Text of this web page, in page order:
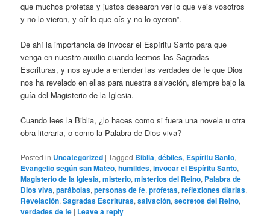
que muchos profetas y justos desearon ver lo que veis vosotros
y no lo vieron, y oír lo que oís y no lo oyeron”.
De ahí la importancia de invocar el Espíritu Santo para que
venga en nuestro auxilio cuando leemos las Sagradas
Escrituras, y nos ayude a entender las verdades de fe que Dios
nos ha revelado en ellas para nuestra salvación, siempre bajo la
guía del Magisterio de la Iglesia.
Cuando lees la Biblia, ¿lo haces como si fuera una novela u otra
obra literaria, o como la Palabra de Dios viva?
Posted in Uncategorized |Tagged Biblia,débiles, Espíritu Santo,
Evangelio según san Mateo,humildes,invocar el Espíritu Santo,
Magisterio de la Iglesia,misterio,misterios del Reino, Palabra de
Dios viva,parábolas,personas de fe,profetas,reflexiones diarias,
Revelación,Sagradas Escrituras,salvación,secretos del Reino,
verdades de fe | Leave a reply